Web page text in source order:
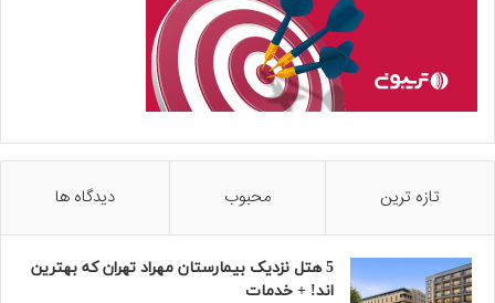
تازه ترین محبوب دیدگاه ها
5 هتل نزدیک بیمارستان مهراد تهران که بهترین‌
اند! + خدمات